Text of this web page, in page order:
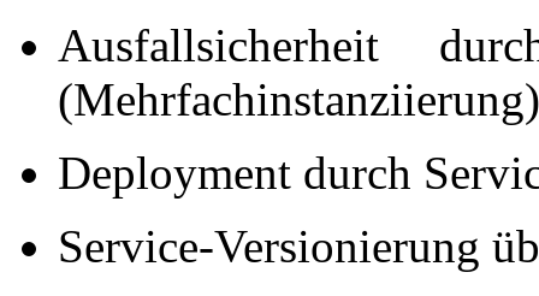
Ausfallsicherheit
(Mehrfachinstanziierung)
Deployment durch
Service-Versionierung